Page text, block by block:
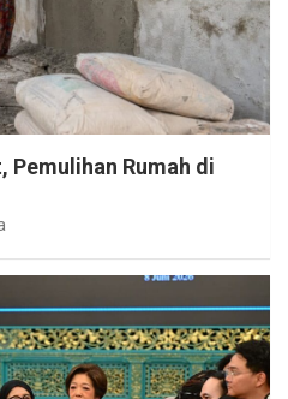
Pemulihan Rumah di